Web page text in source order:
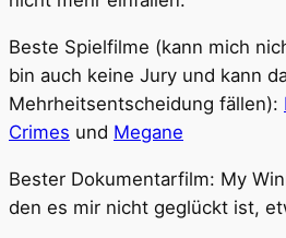
Beste Spielfilme (kann mich
bin auch keine Jury und kann
Mehrheitsentscheidung fällen):
Crimes und Megane
Bester Dokumentarfilm: My
den es mir nicht geglückt ist,